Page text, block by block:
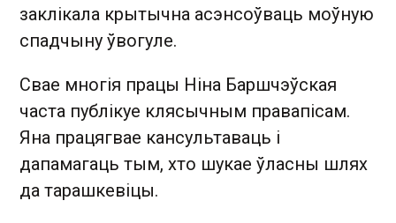
заклікала крытычна асэнсоўваць моўную
спадчыну ўвогуле.
Свае многія працы Ніна Баршчэўская
часта публікуе клясычным правапісам.
Яна працягвае кансультаваць і
дапамагаць тым, хто шукае ўласны шлях
да тарашкевіцы.